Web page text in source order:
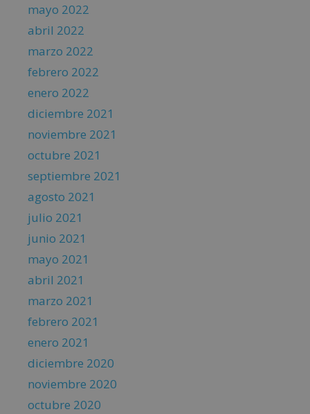
mayo 2022
abril 2022
marzo 2022
febrero 2022
enero 2022
diciembre 2021
noviembre 2021
octubre 2021
septiembre 2021
agosto 2021
julio 2021
junio 2021
mayo 2021
abril 2021
marzo 2021
febrero 2021
enero 2021
diciembre 2020
noviembre 2020
octubre 2020